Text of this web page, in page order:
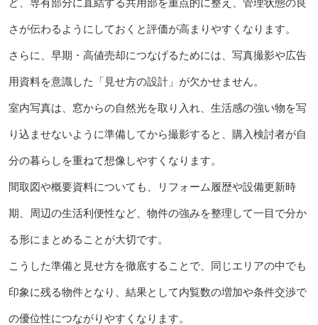
さが伝わるようにしておくと評価が高まりやすくなります。
さらに、早期・高値売却につなげるためには、写真撮影や広告
用資料を意識した「見せ方の設計」が欠かせません。
室内写真は、窓からの自然光を取り入れ、生活感の強い物を写
り込ませないように準備してから撮影すると、購入検討者が自
分の暮らしを重ねて想像しやすくなります。
間取図や概要資料についても、リフォーム履歴や設備更新時
期、周辺の生活利便性など、物件の強みを整理して一目で分か
る形にまとめることが大切です。
こうした準備と見せ方を徹底することで、同じエリアの中でも
印象に残る物件となり、結果として内覧数の増加や条件交渉で
の優位性につながりやすくなります。